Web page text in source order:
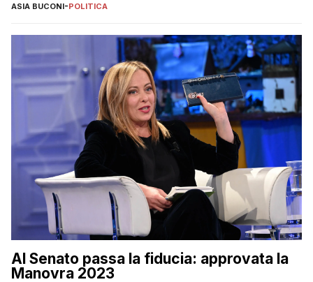
ASIA BUCONI-POLITICA
Al Senato passa la fiducia: approvata la
Manovra 2023